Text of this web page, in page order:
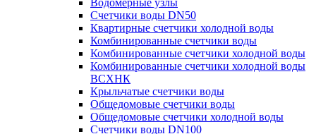
Водомерные узлы
Счетчики воды DN50
Квартирные счетчики холодной воды
Комбинированные счетчики воды
Комбинированные счетчики холодной воды
Комбинированные счетчики холодной воды
ВСХНК
Крыльчатые счетчики воды
Общедомовые счетчики воды
Общедомовые счетчики холодной воды
Счетчики воды DN100